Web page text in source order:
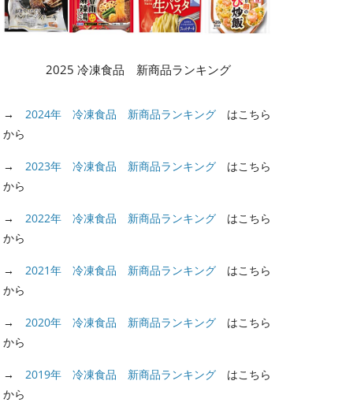
ヘビーユーザーは知っている、「保
栄養」
2025 冷凍食品 新商品ランキング
→ 2024年 冷凍食品 新商品ランキング はこちら
から
→ 2023年 冷凍食品 新商品ランキング はこちら
から
→ 2022年 冷凍食品 新商品ランキング はこちら
から
→ 2021年 冷凍食品 新商品ランキング はこちら
から
→ 2020年 冷凍食品 新商品ランキング はこちら
から
→ 2019年 冷凍食品 新商品ランキング はこちら
から